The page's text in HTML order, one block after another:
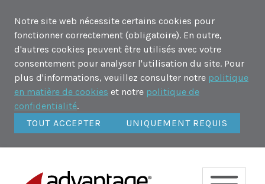
Notre site web nécessite certains cookies pour
fonctionner correctement (obligatoire). En outre,
d'autres cookies peuvent être utilisés avec votre
consentement pour analyser l'utilisation du site. Pour
plus d'informations, veuillez consulter notre politique
en matière de cookies et notre politique de
confidentialité.
TOUT ACCEPTER
UNIQUEMENT REQUIS